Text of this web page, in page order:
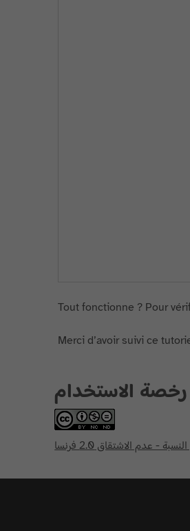
Tout fonctionne ? Pour
Merci d’avoir suivi ce
رخصة الاستخدام
- عدم الاشتقاق 2.0 فرنسا